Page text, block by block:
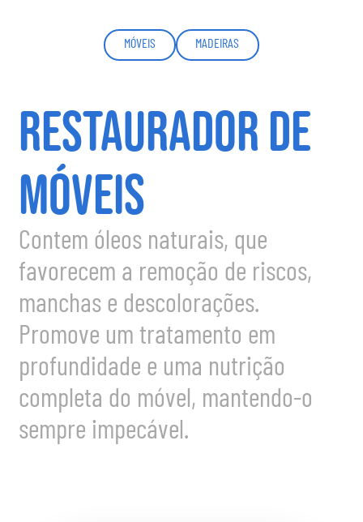
MÓVEIS MADEIRAS
RESTAURADOR DE
MÓVEIS
Contem óleos naturais, que
favorecem a remoção de riscos,
manchas e descolorações.
Promove um tratamento em
profundidade e uma nutrição
completa do móvel, mantendo-o
sempre impecável.